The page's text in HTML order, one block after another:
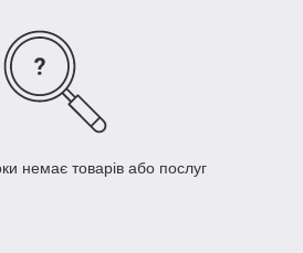
немає товарів або послуг